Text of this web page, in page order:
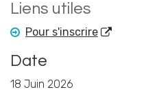
Liens utiles
Pour s'inscrire
Date
18 Juin 2026